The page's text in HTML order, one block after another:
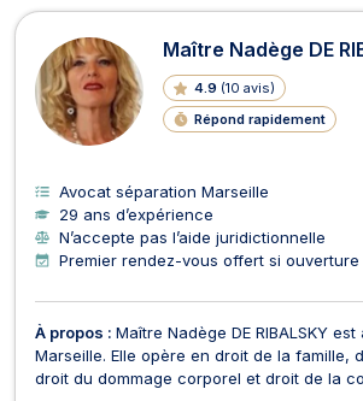
Maître Nadège DE
4.9 (10 avis)
Répond rapidement
Avocat séparation Marseille
29 ans d’expérience
N’accepte pas l’aide juridictionnelle
Premier rendez-vous offert si
À propos : Maître Nadège DE RIBALSKY
Marseille. Elle opère en droit de la famille,
droit du dommage corporel et droit de la